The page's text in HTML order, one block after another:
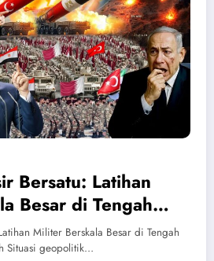
Bersatu: Latihan
Besar di Tengah
Tengah
Militer Berskala Besar di Tengah
Situasi geopolitik…